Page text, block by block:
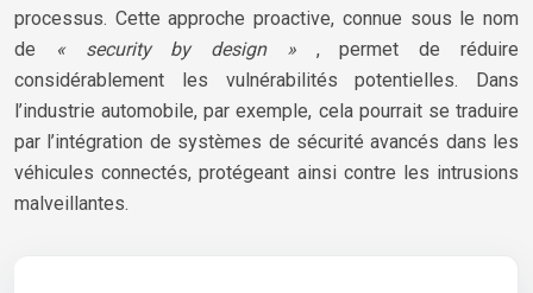
processus. Cette approche proactive, connue sous le nom
de
« security by design » , permet de réduire
considérablement les vulnérabilités potentielles. Dans
l’industrie automobile, par exemple, cela pourrait se traduire
par l’intégration de systèmes de sécurité avancés dans les
véhicules connectés, protégeant ainsi contre les intrusions
malveillantes.